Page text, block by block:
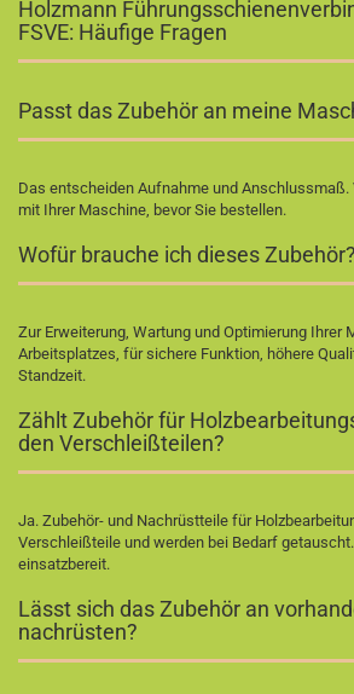
Holzmann
FSVE: Häufige Fragen
Passt das Zubehör an meine
Das entscheiden Aufnahme und Anschlussmaß.
mit Ihrer Maschine, bevor Sie bestellen.
Wofür brauche ich dieses Zubehör?
Zur Erweiterung, Wartung und Optimierung Ihrer
Arbeitsplatzes, für sichere Funktion, höhere
Standzeit.
Zählt Zubehör für
den Verschleißteilen?
Ja. Zubehör- und Nachrüstteile für
Verschleißteile und werden bei Bedarf
einsatzbereit.
Lässt sich das Zubehör an
nachrüsten?